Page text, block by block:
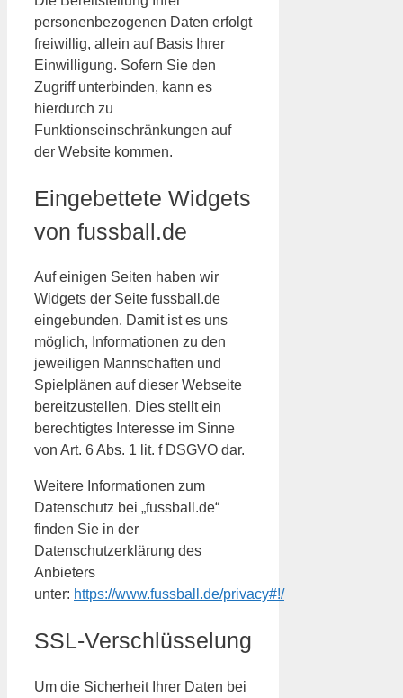
personenbezogenen Daten erfolgt
freiwillig, allein auf Basis Ihrer
Einwilligung. Sofern Sie den
Zugriff unterbinden, kann es
hierdurch zu
Funktionseinschränkungen auf
der Website kommen.
Eingebettete Widgets
von fussball.de
Auf einigen Seiten haben wir
Widgets der Seite fussball.de
eingebunden. Damit ist es uns
möglich, Informationen zu den
jeweiligen Mannschaften und
Spielplänen auf dieser Webseite
bereitzustellen. Dies stellt ein
berechtigtes Interesse im Sinne
von Art. 6 Abs. 1 lit. f DSGVO dar.
Weitere Informationen zum
Datenschutz bei „fussball.de“
finden Sie in der
Datenschutzerklärung des
Anbieters
unter: https://www.fussball.de/privacy#!/
SSL-Verschlüsselung
Um die Sicherheit Ihrer Daten bei